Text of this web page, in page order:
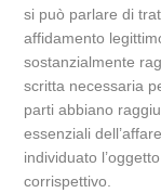
si può parlare di
affidamento
sostanzialmente
scritta necessaria
parti abbiano
essenziali
individuato
corrispettivo.